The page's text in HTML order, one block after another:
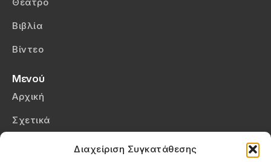
Διαχείριση Συγκατάθεσης
Βιβλία
Βίντεο
Μενού
Αρχική
Σχετικά